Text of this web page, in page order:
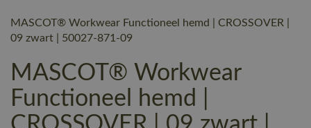
MASCOT® Workwear Functioneel hemd | CROSSOVER |
09 zwart | 50027-871-09
MASCOT® Workwear
Functioneel hemd |